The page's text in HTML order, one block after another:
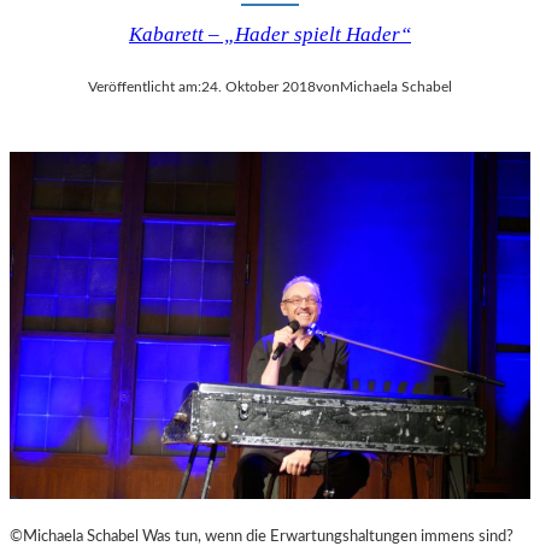
Kabarett – „Hader spielt Hader“
Veröffentlicht am:24. Oktober 2018von Michaela Schabel
©Michaela Schabel Was tun, wenn die Erwartungshaltungen immens sind?